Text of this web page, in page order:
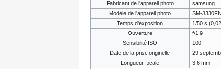
Fabricant de l'appareil photo
samsung
Modèle de l'appareil photo
SM-J330FN
Temps d'exposition
1/50 s
Ouverture
f/1,9
Sensibilité ISO
100
Date de la prise originelle
29
Longueur focale
3,6 mm